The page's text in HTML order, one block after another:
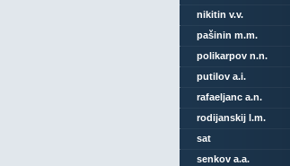
nikitin v.v.
pašinin m.m.
polikarpov n.n.
putilov a.i.
rafaeljanc a.n.
rodijanskij l.m.
sat
senkov a.a.